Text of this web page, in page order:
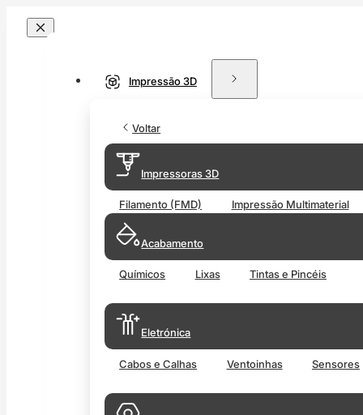
Impressão 3D
Voltar
Impressoras 3D
Filamento (FMD) Impressão Multimaterial
Acabamento
Químicos Lixas Tintas e Pincéis
Eletrónica
Cabos e Calhas Ventoinhas Sensores